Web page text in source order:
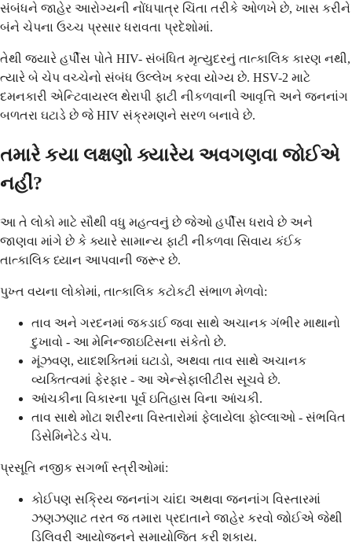
સંબંધને જાહેર આરોગ્યની નોંધપાત્ર ચિંતા તરીકે ઓળખે છે, ખાસ કરીને
બંને ચેપના ઉચ્ચ પ્રસાર ધરાવતા પ્રદેશોમાં.
તેથી જ્યારે હર્પીસ પોતે HIV- સંબંધિત મૃત્યુદરનું તાત્કાલિક કારણ નથી,
ત્યારે બે ચેપ વચ્ચેનો સંબંધ ઉલ્લેખ કરવા યોગ્ય છે. HSV-2 માટે
દમનકારી એન્ટિવાયરલ થેરાપી ફાટી નીકળવાની આવૃત્તિ અને જનનાંગ
બળતરા ઘટાડે છે જે HIV સંક્રમણને સરળ બનાવે છે.
તમારે કયા લક્ષણો ક્યારેય અવગણવા જોઈએ
નહીં?
આ તે લોકો માટે સૌથી વધુ મહત્વનું છે જેઓ હર્પીસ ધરાવે છે અને
જાણવા માંગે છે કે ક્યારે સામાન્ય ફાટી નીકળવા સિવાય કંઈક
તાત્કાલિક ધ્યાન આપવાની જરૂર છે.
પુખ્ત વયના લોકોમાં, તાત્કાલિક કટોકટી સંભાળ મેળવો:
તાવ અને ગરદનમાં જકડાઈ જવા સાથે અચાનક ગંભીર માથાનો
દુખાવો - આ મેનિન્જાઇટિસના સંકેતો છે.
મૂંઝવણ, યાદશક્તિમાં ઘટાડો, અથવા તાવ સાથે અચાનક
વ્યક્તિત્વમાં ફેરફાર - આ એન્સેફાલીટીસ સૂચવે છે.
આંચકીના વિકારના પૂર્વ ઇતિહાસ વિના આંચકી.
તાવ સાથે મોટા શરીરના વિસ્તારોમાં ફેલાયેલા ફોલ્લાઓ - સંભવિત
ડિસેમિનેટેડ ચેપ.
પ્રસૂતિ નજીક સગર્ભા સ્ત્રીઓમાં:
કોઈપણ સક્રિય જનનાંગ ચાંદા અથવા જનનાંગ વિસ્તારમાં
ઝણઝણાટ તરત જ તમારા પ્રદાતાને જાહેર કરવો જોઈએ જેથી
ડિલિવરી આયોજનને સમાયોજિત કરી શકાય.